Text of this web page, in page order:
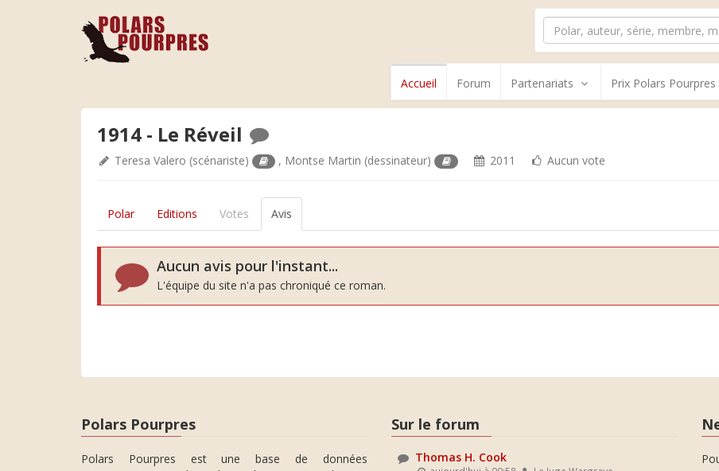
Accueil Forum Partenariats Prix Polars Pourpres
1914 - Le Réveil
Teresa Valero (scénariste) , Montse Martin (dessinateur) 2011 Aucun vote
Polar Editions Votes Avis
Aucun avis pour l'instant...
L'équipe du site n'a pas chroniqué ce roman.
Polars Pourpres
Polars Pourpres est une base de données
Sur le forum
Thomas H. Cook